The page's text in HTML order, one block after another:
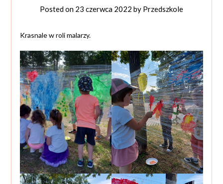
Posted on 23 czerwca 2022 by Przedszkole
Krasnale w roli malarzy.